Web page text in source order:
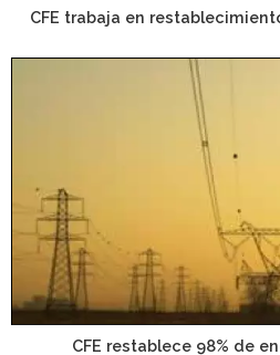
CFE trabaja en
CFE restablece 98% de